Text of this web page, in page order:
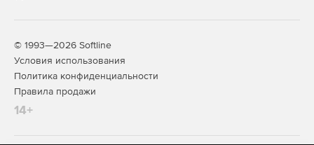
© 1993—2026 Softline
Условия использования
Политика конфиденциальности
Правила продажи
14+